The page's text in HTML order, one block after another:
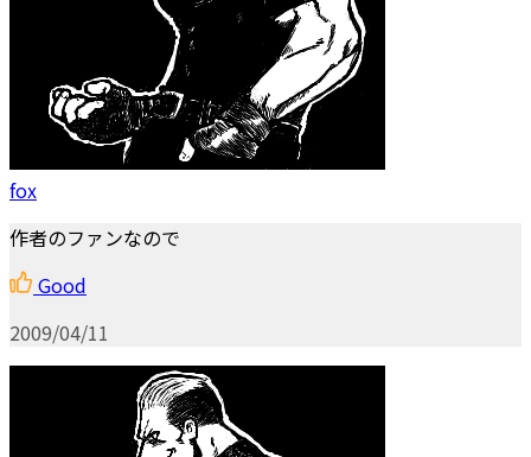
fox
作者のファンなので
Good
2009/04/11